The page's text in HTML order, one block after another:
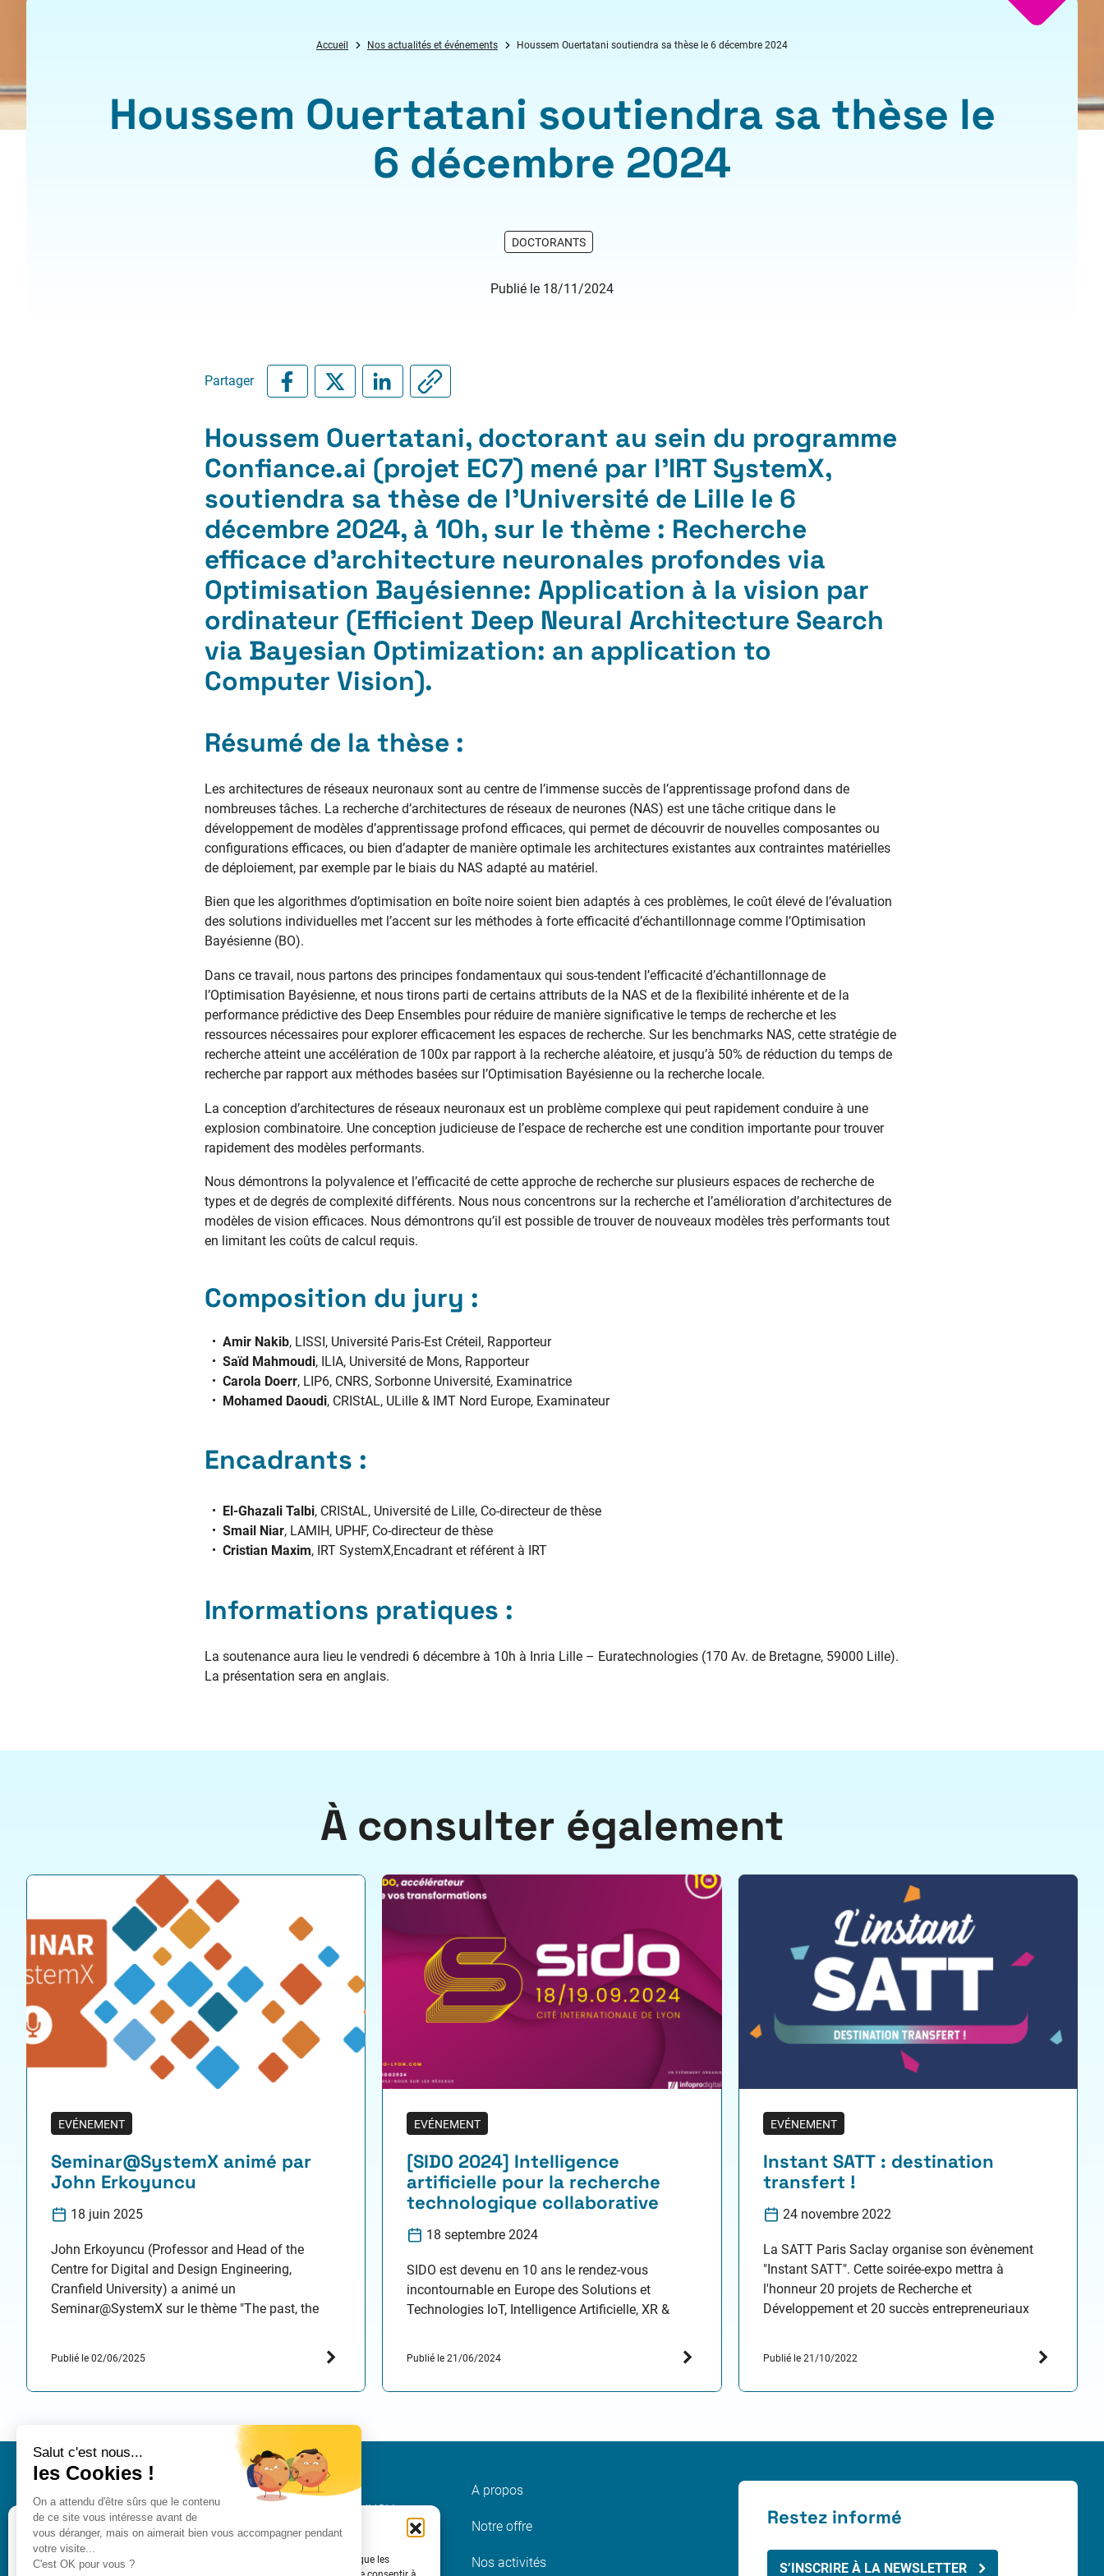
Gérer le consentement
Pour offrir les meilleures expériences, nous utilisons des technologies telles que les
Accueil Nos actualités et événements Houssem Ouertatani soutiendra sa thèse le 6 décembre 2024
Houssem Ouertatani soutiendra sa thèse le
6 décembre 2024
DOCTORANTS
Publié le 18/11/2024
Partager
Houssem Ouertatani, doctorant au sein du programme
Confiance.ai (projet EC7) mené par l’IRT SystemX,
soutiendra sa thèse de l’Université de Lille le 6
décembre 2024, à 10h, sur le thème : Recherche
efficace d’architecture neuronales profondes via
Optimisation Bayésienne: Application à la vision par
ordinateur (Efficient Deep Neural Architecture Search
via Bayesian Optimization: an application to
Computer Vision).
Résumé de la thèse :
Les architectures de réseaux neuronaux sont au centre de l’immense succès de l’apprentissage profond dans de
nombreuses tâches. La recherche d’architectures de réseaux de neurones (NAS) est une tâche critique dans le
développement de modèles d’apprentissage profond efficaces, qui permet de découvrir de nouvelles composantes ou
configurations efficaces, ou bien d’adapter de manière optimale les architectures existantes aux contraintes matérielles
de déploiement, par exemple par le biais du NAS adapté au matériel.
Bien que les algorithmes d’optimisation en boîte noire soient bien adaptés à ces problèmes, le coût élevé de l’évaluation
des solutions individuelles met l’accent sur les méthodes à forte efficacité d’échantillonnage comme l’Optimisation
Bayésienne (BO).
Dans ce travail, nous partons des principes fondamentaux qui sous-tendent l’efficacité d’échantillonnage de
l’Optimisation Bayésienne, et nous tirons parti de certains attributs de la NAS et de la flexibilité inhérente et de la
performance prédictive des Deep Ensembles pour réduire de manière significative le temps de recherche et les
ressources nécessaires pour explorer efficacement les espaces de recherche. Sur les benchmarks NAS, cette stratégie de
recherche atteint une accélération de 100x par rapport à la recherche aléatoire, et jusqu’à 50% de réduction du temps de
recherche par rapport aux méthodes basées sur l’Optimisation Bayésienne ou la recherche locale.
La conception d’architectures de réseaux neuronaux est un problème complexe qui peut rapidement conduire à une
explosion combinatoire. Une conception judicieuse de l’espace de recherche est une condition importante pour trouver
rapidement des modèles performants.
Nous démontrons la polyvalence et l’efficacité de cette approche de recherche sur plusieurs espaces de recherche de
types et de degrés de complexité différents. Nous nous concentrons sur la recherche et l’amélioration d’architectures de
modèles de vision efficaces. Nous démontrons qu’il est possible de trouver de nouveaux modèles très performants tout
en limitant les coûts de calcul requis.
Composition du jury :
Amir Nakib, LISSI, Université Paris-Est Créteil, Rapporteur
Saïd Mahmoudi, ILIA, Université de Mons, Rapporteur
Carola Doerr, LIP6, CNRS, Sorbonne Université, Examinatrice
Mohamed Daoudi, CRIStAL, ULille & IMT Nord Europe, Examinateur
Encadrants :
El-Ghazali Talbi, CRIStAL, Université de Lille, Co-directeur de thèse
Smail Niar, LAMIH, UPHF, Co-directeur de thèse
Cristian Maxim, IRT SystemX,Encadrant et référent à IRT
Informations pratiques :
La soutenance aura lieu le vendredi 6 décembre à 10h à Inria Lille – Euratechnologies (170 Av. de Bretagne, 59000 Lille).
La présentation sera en anglais.
À consulter également
EVÉNEMENT
Seminar@SystemX animé par
John Erkoyuncu
18 juin 2025
John Erkoyuncu (Professor and Head of the
Centre for Digital and Design Engineering,
Cranfield University) a animé un
Seminar@SystemX sur le thème "The past, the
dans le cadre du programme Jumeaux
Publié le 02/06/2025
EVÉNEMENT
[SIDO 2024] Intelligence
artificielle pour la recherche
technologique collaborative
18 septembre 2024
SIDO est devenu en 10 ans le rendez-vous
incontournable en Europe des Solutions et
Technologies IoT, Intelligence Artificielle, XR &
septembre à Lyon. Les instituts de recherche
Publié le 21/06/2024
EVÉNEMENT
Instant SATT : destination
transfert !
24 novembre 2022
La SATT Paris Saclay organise son évènement
"Instant SATT". Cette soirée-expo mettra à
l'honneur 20 projets de Recherche et
Développement et 20 succès entrepreneuriaux
parcourir le chemin de l’innovation et rencontrer
Publié le 21/10/2022
IRT SystemX
Centre d’intégration Nano-INNOV
2, Boulevard Thomas Gobert
A propos
Notre offre
Nos activités
Restez informé
S’INSCRIRE À LA NEWSLETTER